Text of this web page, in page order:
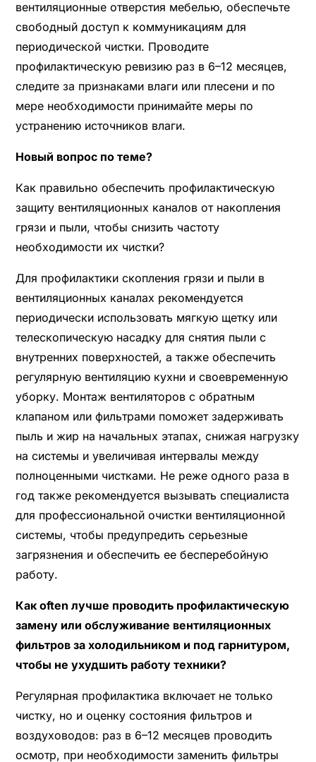
вентиляционные отверстия мебелью, обеспечьте
свободный доступ к коммуникациям для
периодической чистки. Проводите
профилактическую ревизию раз в 6–12 месяцев,
следите за признаками влаги или плесени и по
мере необходимости принимайте меры по
устранению источников влаги.
Новый вопрос по теме?
Как правильно обеспечить профилактическую
защиту вентиляционных каналов от накопления
грязи и пыли, чтобы снизить частоту
необходимости их чистки?
Для профилактики скопления грязи и пыли в
вентиляционных каналах рекомендуется
периодически использовать мягкую щетку или
телескопическую насадку для снятия пыли с
внутренних поверхностей, а также обеспечить
регулярную вентиляцию кухни и своевременную
уборку. Монтаж вентиляторов с обратным
клапаном или фильтрами поможет задерживать
пыль и жир на начальных этапах, снижая нагрузку
на системы и увеличивая интервалы между
полноценными чистками. Не реже одного раза в
год также рекомендуется вызывать специалиста
для профессиональной очистки вентиляционной
системы, чтобы предупредить серьезные
загрязнения и обеспечить ее бесперебойную
работу.
Как often лучше проводить профилактическую
замену или обслуживание вентиляционных
фильтров за холодильником и под гарнитуром,
чтобы не ухудшить работу техники?
Регулярная профилактика включает не только
чистку, но и оценку состояния фильтров и
воздуховодов: раз в 6–12 месяцев проводить
осмотр, при необходимости заменить фильтры